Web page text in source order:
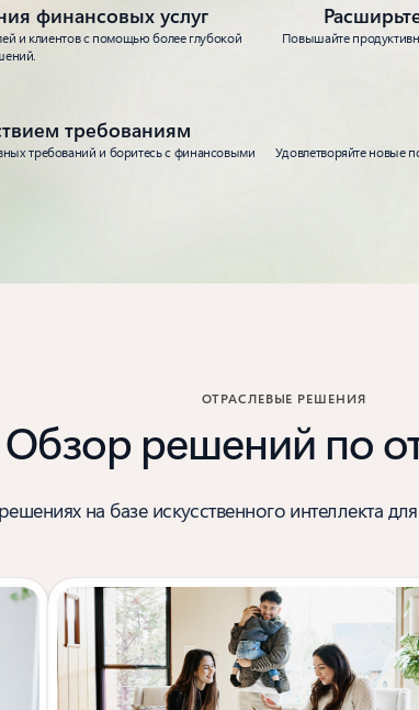
финансовых услуг
и клиентов с помощью более глубокой
Повышайте
требованиям
требований и боритесь с финансовыми
Удовлетворяйте новые
ОТРАСЛЕВЫЕ РЕШЕНИЯ
Обзор решений по
на базе искусственного интеллекта